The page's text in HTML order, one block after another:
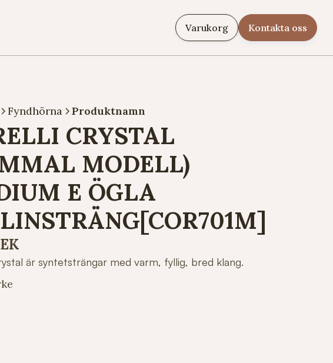
Varukorg Kontakta oss
Fyndhörna Produktnamn
CRYSTAL
MODELL)
E ÖGLA
är syntetsträngar med varm, fyllig, bred klang.